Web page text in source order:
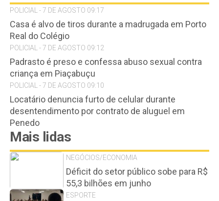
POLICIAL - 7 DE AGOSTO 09:17
Casa é alvo de tiros durante a madrugada em Porto
Real do Colégio
POLICIAL - 7 DE AGOSTO 09:12
Padrasto é preso e confessa abuso sexual contra
criança em Piaçabuçu
POLICIAL - 7 DE AGOSTO 09:10
Locatário denuncia furto de celular durante
desentendimento por contrato de aluguel em
Penedo
Mais lidas
NEGÓCIOS/ECONOMIA
Déficit do setor público sobe para R$
55,3 bilhões em junho
ESPORTE